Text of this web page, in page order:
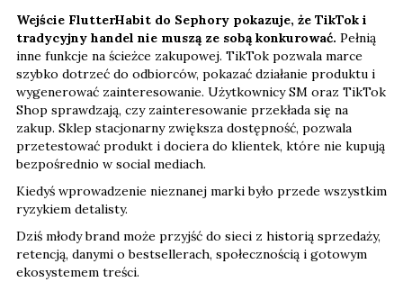
Wejście FlutterHabit do Sephory pokazuje, że TikTok i
tradycyjny handel nie muszą ze sobą konkurować. Pełnią
inne funkcje na ścieżce zakupowej. TikTok pozwala marce
szybko dotrzeć do odbiorców, pokazać działanie produktu i
wygenerować zainteresowanie. Użytkownicy SM oraz TikTok
Shop sprawdzają, czy zainteresowanie przekłada się na
zakup. Sklep stacjonarny zwiększa dostępność, pozwala
przetestować produkt i dociera do klientek, które nie kupują
bezpośrednio w social mediach.
Kiedyś wprowadzenie nieznanej marki było przede wszystkim
ryzykiem detalisty.
Dziś młody brand może przyjść do sieci z historią sprzedaży,
retencją, danymi o bestsellerach, społecznością i gotowym
ekosystemem treści.